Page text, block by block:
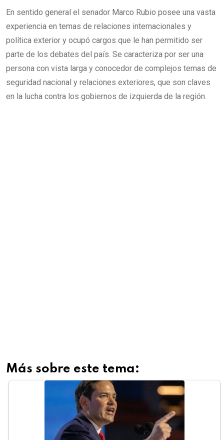
En sentido general el senador Marco Rubio posee una vasta
experiencia en temas de relaciones internacionales y
política exterior y ocupó cargos que le han permitido ser
parte de los debates del país. Se caracteriza por ser una
persona con vista larga y conocedor de complejos temas de
seguridad nacional y relaciones exteriores, que son claves
en la lucha contra los gobiernos de izquierda de la región.
Más sobre este tema: